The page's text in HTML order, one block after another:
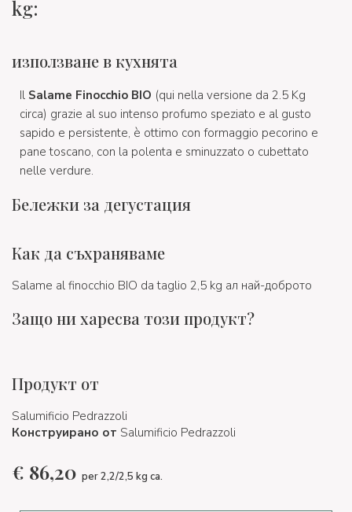
kg:
използване в кухнята
Il Salame Finocchio BIO (qui nella versione da 2.5 Kg
circa) grazie al suo intenso profumo speziato e al gusto
sapido e persistente, è ottimo con formaggio pecorino e
pane toscano, con la polenta e sminuzzato o cubettato
nelle verdure.
Бележки за дегустация
Как да съхраняваме
Salame al finocchio BIO da taglio 2,5 kg ал най-доброто
Защо ни харесва този продукт?
Продукт от
Salumificio Pedrazzoli
Конструирано от Salumificio Pedrazzoli
€ 86,20 per 2,2/2,5 kg ca.